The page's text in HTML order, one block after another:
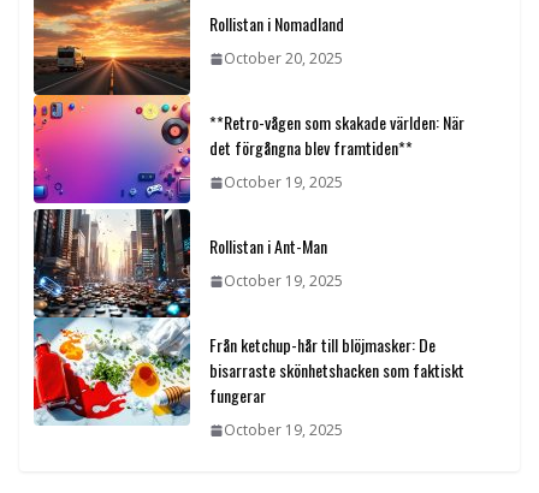
Rollistan i Nomadland
October 20, 2025
**Retro-vågen som skakade världen: När
det förgångna blev framtiden**
October 19, 2025
Rollistan i Ant-Man
October 19, 2025
Från ketchup-hår till blöjmasker: De
bisarraste skönhetshacken som faktiskt
fungerar
October 19, 2025